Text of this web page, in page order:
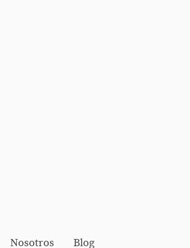
Nosotros Blog